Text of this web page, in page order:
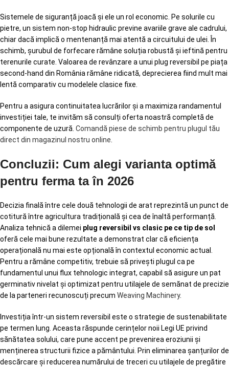
Sistemele de siguranță joacă și ele un rol economic. Pe solurile cu
pietre, un sistem non-stop hidraulic previne avariile grave ale cadrului,
chiar dacă implică o mentenanță mai atentă a circuitului de ulei. În
schimb, șurubul de forfecare rămâne soluția robustă și ieftină pentru
terenurile curate. Valoarea de revânzare a unui plug reversibil pe piața
second-hand din România rămâne ridicată, deprecierea fiind mult mai
lentă comparativ cu modelele clasice fixe.
Pentru a asigura continuitatea lucrărilor și a maximiza randamentul
investiției tale, te invităm să consulți oferta noastră completă de
componente de uzură. Comandă piese de schimb pentru plugul tău
direct din magazinul nostru online
Concluzii: Cum alegi varianta optimă
pentru ferma ta în 2026
Decizia finală între cele două tehnologii de arat reprezintă un punct de
cotitură între agricultura tradițională și cea de înaltă performanță.
Analiza tehnică a dilemei plug reversibil vs clasic pe ce tip de sol
oferă cele mai bune rezultate a demonstrat clar că eficiența
operațională nu mai este opțională în contextul economic actual.
Pentru a rămâne competitiv, trebuie să privești plugul ca pe
fundamentul unui flux tehnologic integrat, capabil să asigure un pat
germinativ nivelat și optimizat pentru utilajele de semănat de precizie
de la parteneri recunoscuți precum Weaving Machinery.
Investiția într-un sistem reversibil este o strategie de sustenabilitate
pe termen lung. Aceasta răspunde cerințelor noii Legi UE privind
sănătatea solului, care pune accent pe prevenirea eroziunii și
menținerea structurii fizice a pământului. Prin eliminarea șanțurilor de
descărcare și reducerea numărului de treceri cu utilajele de pregătire